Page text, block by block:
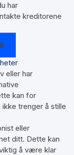
har
kreditorene
eller har
kan for
trenger å stille
eller
ditt. Dette kan
å være klar